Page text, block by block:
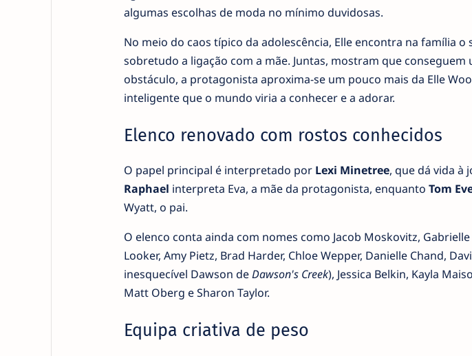
algumas escolhas de moda no mínimo duvidosas.
No meio do caos típico da adolescência, Elle encontra na família
sobretudo a ligação com a mãe. Juntas, mostram que
obstáculo, a protagonista aproxima-se um pouco mais da Elle
inteligente que o mundo viria a conhecer e a adorar.
Elenco renovado com rostos conhecidos
O papel principal é interpretado por Lexi Minetree, que dá vida à
Raphael interpreta Eva, a mãe da protagonista, enquanto Tom
Wyatt, o pai.
O elenco conta ainda com nomes como Jacob Moskovitz,
Looker, Amy Pietz, Brad Harder, Chloe Wepper, Danielle Chand,
inesquecível Dawson deDawson's Creek), Jessica Belkin, Kayla
Matt Oberg e Sharon Taylor.
Equipa criativa de peso